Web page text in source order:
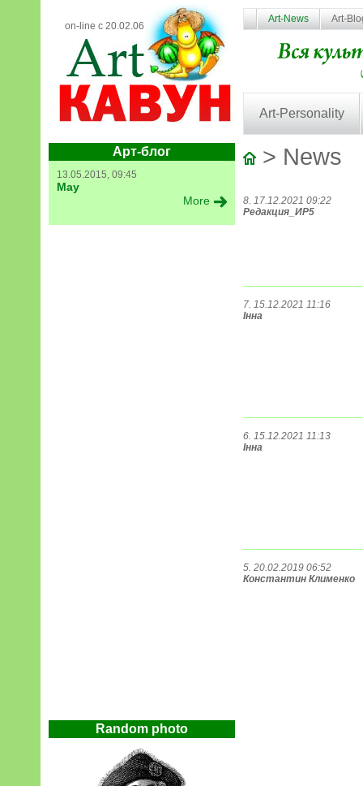
on-line с 20.02.06
Art-News Art-
Art-Personality
Арт-блог
13.05.2015, 09:45
May
More
Random photo
> News
8. 17.12.2021 09:22
Редакция_ИР5
7. 15.12.2021 11:16
Інна
6. 15.12.2021 11:13
Інна
5. 20.02.2019 06:52
Константин Клименко